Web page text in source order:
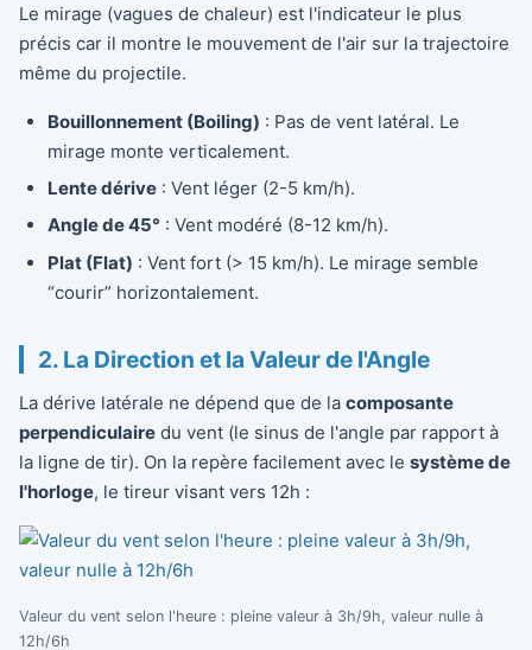
Le mirage (vagues de chaleur) est l'indicateur le plus
précis car il montre le mouvement de l'air sur la trajectoire
même du projectile.
Bouillonnement (Boiling) : Pas de vent latéral. Le
mirage monte verticalement.
Lente dérive : Vent léger (2-5 km/h).
Angle de 45° : Vent modéré (8-12 km/h).
Plat (Flat) : Vent fort (> 15 km/h). Le mirage semble
“courir” horizontalement.
2. La Direction et la Valeur de l'Angle
La dérive latérale ne dépend que de la composante
perpendiculaire du vent (le sinus de l'angle par rapport à
la ligne de tir). On la repère facilement avec le système de
l'horloge, le tireur visant vers 12h :
Valeur du vent selon l'heure : pleine valeur à 3h/9h, valeur nulle à
12h/6h